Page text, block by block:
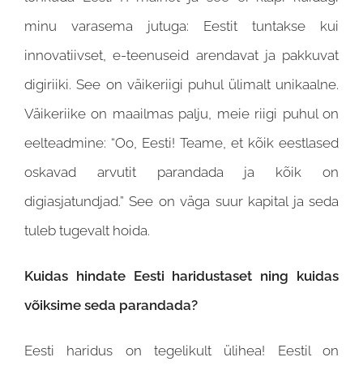
minu varasema jutuga: Eestit tuntakse kui
innovatiivset, e-teenuseid arendavat ja pakkuvat
digiriiki. See on väikeriigi puhul ülimalt unikaalne.
Väikeriike on maailmas palju, meie riigi puhul on
eelteadmine: “Oo, Eesti! Teame, et kõik eestlased
oskavad arvutit parandada ja kõik on
digiasjatundjad.” See on väga suur kapital ja seda
tuleb tugevalt hoida.
Kuidas hindate Eesti haridustaset ning kuidas
võiksime seda parandada?
Eesti haridus on tegelikult ülihea! Eestil on